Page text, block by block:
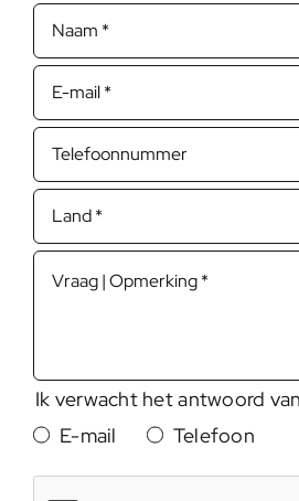
Ik verwacht het antwoord
E-mail
Telefoon